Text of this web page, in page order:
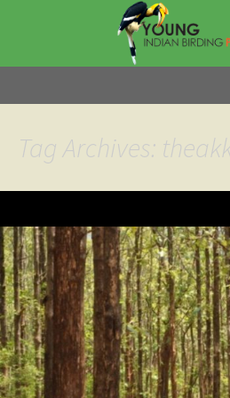
Tag Archives: